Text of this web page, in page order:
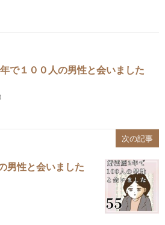
で１００人の男性と会いました
次の記事
男性と会いました